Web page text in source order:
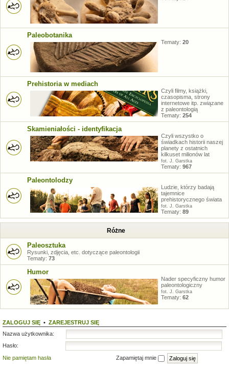
Paleobotanika
Tematy: 20
Prehistoria w mediach
Czyli filmy, książki,
czasopisma, strony
internetowe itp. związane
z paleontologią
Tematy: 254
Skamieniałości - identyfikacja
Czyli wszystko o
świadkach historii naszej
planety z ostatnich
kilkuset milionów lat
fot. J. Garstka
Tematy: 967
Paleontolodzy
Ludzie, którzy badają
tajemnice
prehistorycznego świata
fot. J. Garstka
Tematy: 89
Różne
Paleosztuka
Rysunki, zdjęcia, etc. dotyczące paleontologii
Tematy: 73
Humor
Nader specyficzny humor
paleontologiczny
fot. J. Garstka
Tematy: 62
ZALOGUJ SIĘ • ZAREJESTRUJ SIĘ
Nazwa użytkownika:
Hasło:
Nie pamiętam hasła
Zapamiętaj mnie